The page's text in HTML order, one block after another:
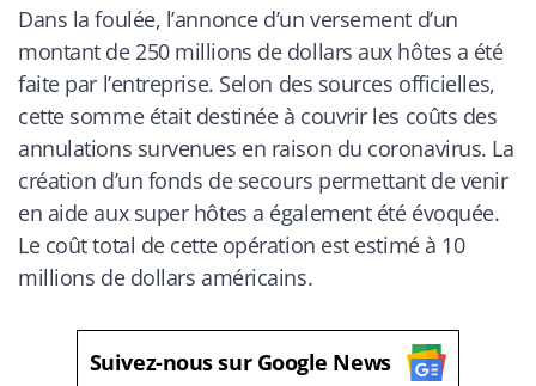
Dans la foulée, l’annonce d’un versement d’un
montant de 250 millions de dollars aux hôtes a été
faite par l’entreprise. Selon des sources officielles,
cette somme était destinée à couvrir les coûts des
annulations survenues en raison du coronavirus. La
création d’un fonds de secours permettant de venir
en aide aux super hôtes a également été évoquée.
Le coût total de cette opération est estimé à 10
millions de dollars américains.
Suivez-nous sur Google News